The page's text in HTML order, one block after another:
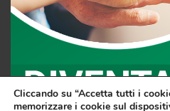
Cliccando su “Accetta tutti i
memorizzare i cookie sul